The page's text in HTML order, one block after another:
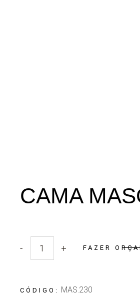
CAMA
Quantidade Cama Masotti
- + FAZER
CÓDIGO: MAS.230